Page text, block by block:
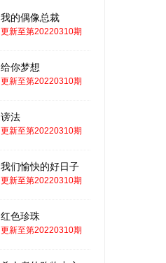
我的偶像总裁
更新至第20220310期
给你梦想
更新至第20220310期
谤法
更新至第20220310期
我们愉快的好日子
更新至第20220310期
红色珍珠
更新至第20220310期